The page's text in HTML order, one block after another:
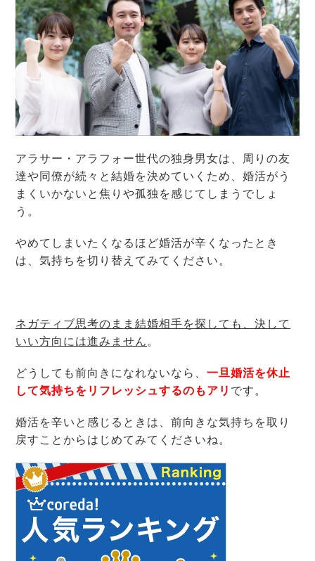
アラサー・アラフォー世代の独身男女は、周りの友
達や同僚が続々と結婚を決めていくため、婚活がう
まくいかないと焦りや孤独を感じてしまうでしょ
う。
やめてしまいたくなるほど婚活が辛くなったとき
は、気持ちを切り替えてみてください。
ネガティブ思考のまま結婚相手を探しても、決して
いい方向には進みません 。
どうしても前向きになれないなら、 一旦婚活を休止
して気持ちをリフレッシュするのもアリ です。
婚活を辛いと感じるときは、前向きな気持ちを取り
戻すことからはじめてみてくださいね。